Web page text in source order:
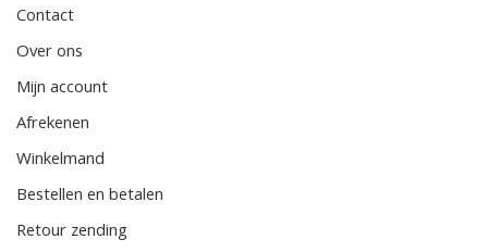
Contact
Over ons
Mijn account
Afrekenen
Winkelmand
Bestellen en betalen
Retour zending